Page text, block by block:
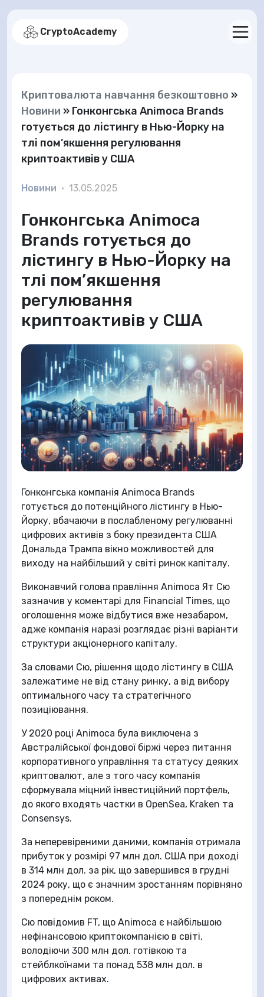
CryptoAcademy
Криптовалюта навчання безкоштовно »
Новини » Гонконгська Animoca Brands
готується до лістингу в Нью-Йорку на
тлі пом’якшення регулювання
криптоактивів у США
Новини • 13.05.2025
Гонконгська Animoca
Brands готується до
лістингу в Нью-Йорку на
тлі пом’якшення
регулювання
криптоактивів у США
Гонконгська компанія Animoca Brands
готується до потенційного лістингу в Нью-
Йорку, вбачаючи в послабленому регулюванні
цифрових активів з боку президента США
Дональда Трампа вікно можливостей для
виходу на найбільший у світі ринок капіталу.
Виконавчий голова правління Animoca Ят Сю
зазначив у коментарі для Financial Times, що
оголошення може відбутися вже незабаром,
адже компанія наразі розглядає різні варіанти
структури акціонерного капіталу.
За словами Сю, рішення щодо лістингу в США
залежатиме не від стану ринку, а від вибору
оптимального часу та стратегічного
позиціювання.
У 2020 році Animoca була виключена з
Австралійської фондової біржі через питання
корпоративного управління та статусу деяких
криптовалют, але з того часу компанія
сформувала міцний інвестиційний портфель,
до якого входять частки в OpenSea, Kraken та
Consensys.
За неперевіреними даними, компанія отримала
прибуток у розмірі 97 млн дол. США при доході
в 314 млн дол. за рік, що завершився в грудні
2024 року, що є значним зростанням порівняно
з попереднім роком.
Сю повідомив FT, що Animoca є найбільшою
нефінансовою криптокомпанією в світі,
володіючи 300 млн дол. готівкою та
стейблкоїнами та понад 538 млн дол. в
цифрових активах.